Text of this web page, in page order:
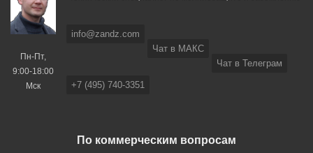
Пн-Пт,
9:00-18:00
Мск
info@zandz.com
Чат в МАКС
Чат в Телеграм
+7 (495) 740-3351
По коммерческим вопросам